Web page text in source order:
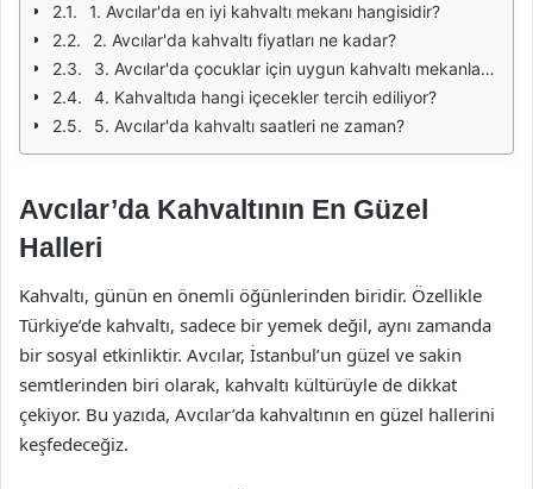
1. Avcılar'da en iyi kahvaltı mekanı hangisidir?
2. Avcılar'da kahvaltı fiyatları ne kadar?
3. Avcılar'da çocuklar için uygun kahvaltı mekanları var mı?
4. Kahvaltıda hangi içecekler tercih ediliyor?
5. Avcılar'da kahvaltı saatleri ne zaman?
Avcılar’da Kahvaltının En Güzel
Halleri
Kahvaltı, günün en önemli öğünlerinden biridir. Özellikle
Türkiye’de kahvaltı, sadece bir yemek değil, aynı zamanda
bir sosyal etkinliktir. Avcılar, İstanbul’un güzel ve sakin
semtlerinden biri olarak, kahvaltı kültürüyle de dikkat
çekiyor. Bu yazıda, Avcılar’da kahvaltının en güzel hallerini
keşfedeceğiz.